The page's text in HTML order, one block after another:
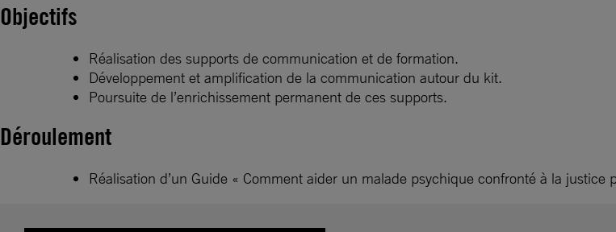
Objectifs
Réalisation des supports de communication et de formation.
Développement et amplification de la communication autour du kit.
Poursuite de l’enrichissement permanent de ces supports.
Déroulement
Réalisation d’un Guide « Comment aider un malade psychique confronté à la justice